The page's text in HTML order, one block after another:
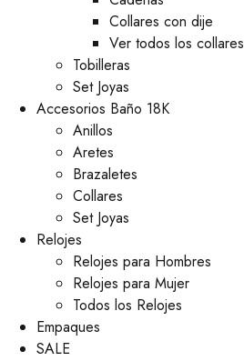
Collares con dije
Ver todos los collares
Tobilleras
Set Joyas
Accesorios Baño 18K
Anillos
Aretes
Brazaletes
Collares
Set Joyas
Relojes
Relojes para Hombres
Relojes para Mujer
Todos los Relojes
Empaques
SALE